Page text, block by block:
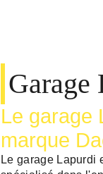
Garage
Le garage
marque
Le garage Lapurdi